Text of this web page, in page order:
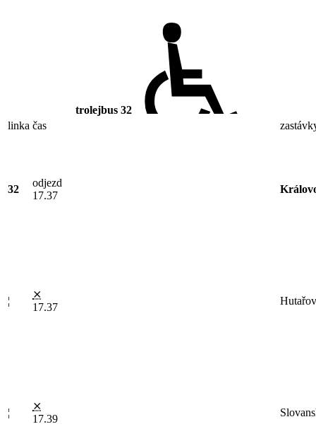
trolejbus 32
linka čas
32
odjezd
17.37
¦
⨯
17.37
¦
⨯
17.39